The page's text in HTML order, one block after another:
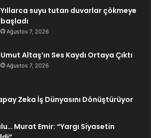
Yıllarca suyu tutan duvarlar çökmeye
başladı
Ağustos 7, 2026
Umut Altaş’ın Ses Kaydı Ortaya Çıktı
Ağustos 7, 2026
Zeka İş Dünyasını Dönüştürüyor
Murat Emir: “Yargı Siyasetin